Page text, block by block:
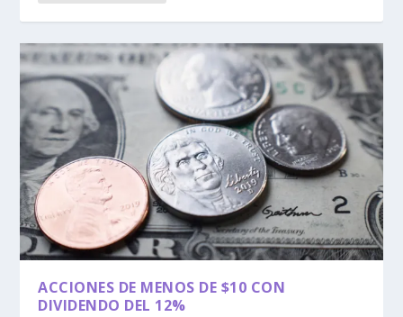
ACCIONES DE MENOS DE $10 CON
DIVIDENDO DEL 12%